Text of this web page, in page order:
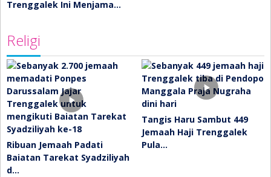
Trenggalek Ini Menjama…
Religi
Ribuan Jemaah Padati
Baiatan Tarekat Syadziliyah
d…
Tangis Haru Sambut 449
Jemaah Haji Trenggalek
Pula…